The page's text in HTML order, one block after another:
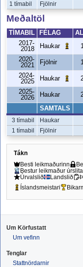
1 tímabil
Fjölnir
Meðaltöl
TÍMABIL FÉLAG
2017-
2018
Haukar
2020-
2021
Fjölnir
2024-
2025
Haukar
2025-
2026
Haukar
SAMTALS
3 tímabil Haukar
1 tímabil
Fjölnir
Tákn
Besti leikmaðurinn
Bestur leikmaður
Úrvalslið
Landslið
Íslandsmeistari
Um Körfustatt
Um vefinn
Tenglar
Stattnördarnir